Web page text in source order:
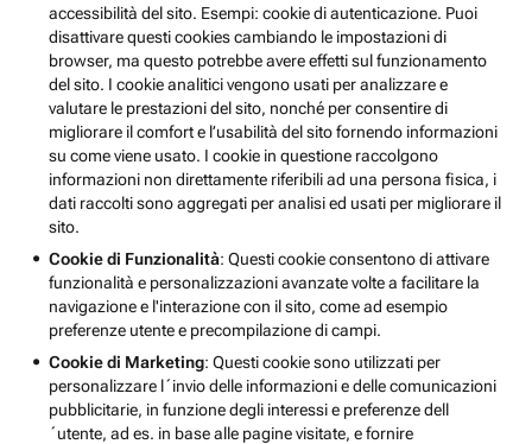
accessibilità del sito. Esempi: cookie di autenticazione. Puoi
disattivare questi cookies cambiando le impostazioni di
browser, ma questo potrebbe avere effetti sul funzionamento
del sito. I cookie analitici vengono usati per analizzare e
valutare le prestazioni del sito, nonché per consentire di
migliorare il comfort e l’usabilità del sito fornendo informazioni
su come viene usato. I cookie in questione raccolgono
informazioni non direttamente riferibili ad una persona fisica, i
dati raccolti sono aggregati per analisi ed usati per migliorare il
sito.
Cookie di Funzionalità: Questi cookie consentono di attivare
funzionalità e personalizzazioni avanzate volte a facilitare la
navigazione e l'interazione con il sito, come ad esempio
preferenze utente e precompilazione di campi.
Cookie di Marketing: Questi cookie sono utilizzati per
personalizzare l´invio delle informazioni e delle comunicazioni
pubblicitarie, in funzione degli interessi e preferenze dell
´utente, ad es. in base alle pagine visitate, e fornire